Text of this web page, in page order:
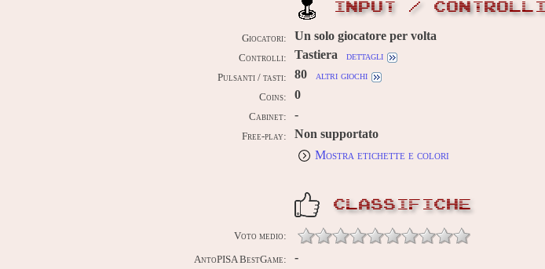
INPUT / CONTROLLI
Giocatori: Un solo giocatore per volta
Controlli: Tastiera dettagli
Pulsanti / tasti: 80 altri giochi
Coins: 0
Cabinet: -
Free-play:
Non supportato
Mostra etichette e colori
CLASSIFICHE
Voto medio:
AntoPISA BestGame: -